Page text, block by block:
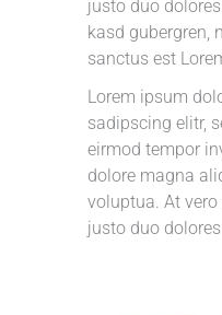
justo duo
kasd gubergren,
sanctus est
Lorem ipsum
sadipscing elitr,
eirmod tempor
dolore magna
voluptua. At
justo duo dolores